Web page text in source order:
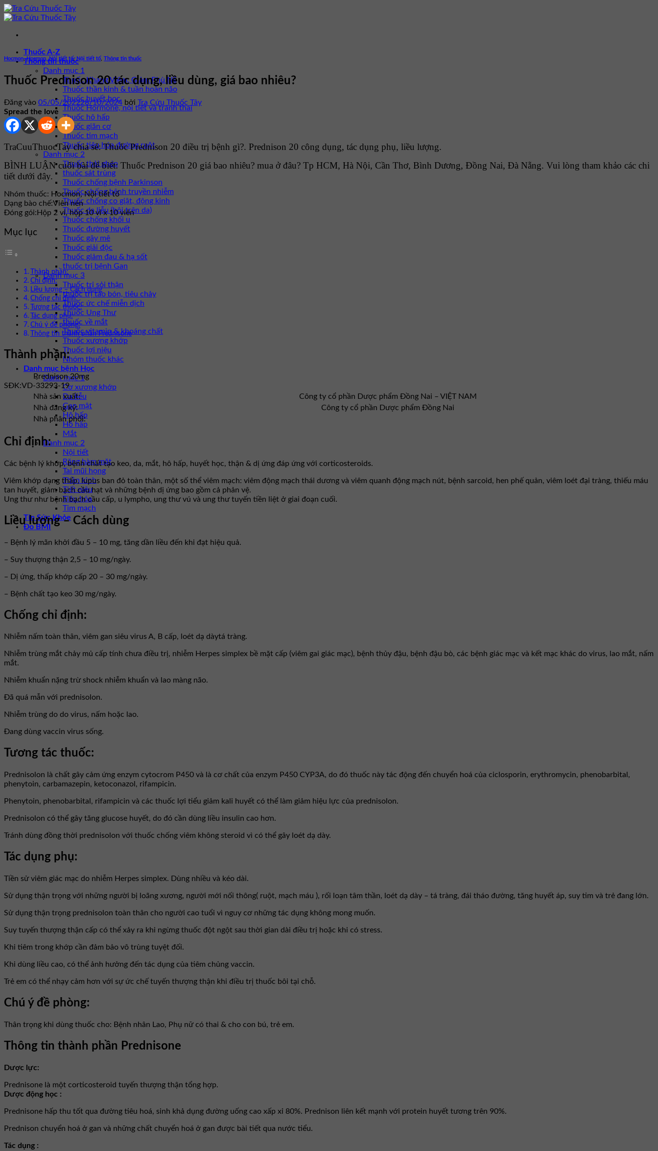
Bỏ
qua
dung
Thuốc A-Z
Thông tin thuốc
Danh mục 1
Thuốc Kháng Viêm, Giảm Phù Nề
Thuốc thần kinh & tuần hoàn não
Thuốc huyết học
Thuốc Hormone, nội tiết và tránh thai
Thuốc hô hấp
Thuốc giãn cơ
Thuốc tim mạch
Thuốc tiêu hóa đường ruột
Danh mục 2
Thuốc thải ghép
thuốc sát trùng
Thuốc chống bệnh Parkinson
Thuốc chống bệnh truyền nhiễm
Thuốc chống co giật, động kinh
Thuốc da liễu (bôi trên da)
Thuốc chống khối u
Thuốc đường huyết
Thuốc gây mê
Thuốc giải độc
Thuốc giảm đau & hạ sốt
thuốc trị bệnh Gan
Danh mục 3
Thuốc trị sỏi thận
thuốc trị táo bón, tiêu chảy
Thuốc ức chế miễn dịch
Thuốc Ung Thư
thuốc về mắt
Thuốc vitamin & khoáng chất
Thuốc xương khớp
Thuốc lợi niệu
Nhóm thuốc khác
Danh mục bệnh Học
Danh mục 1
Cơ xương khớp
Da liễu
Gan mật
Hô hấp
Hô hấp
Mắt
Danh mục 2
Nội tiết
Răng hàm mặt
Tai mũi họng
Thần kinh
Tiết niệu
Tiêu hóa
Tim mạch
Tin Sức Khỏe
Đo BMI
Hocmon,Hocmon, Nội tiết tố, Nội tiết tố Thông tin thuốc
Thuốc Prednison 20 tác dụng, liều dùng, giá bao nhiêu?
Đăng vào 05/05/202228/10/2024 bởi Tra Cứu Thuốc Tây
Spread the love
TraCuuThuocTay chia sẻ: Thuốc Prednison 20 điều trị bệnh gì?. Prednison 20 công dụng, tác dụng phụ, liều lượng.
BÌNH LUẬN cuối bài để biết: Thuốc Prednison 20 giá bao nhiêu? mua ở đâu? Tp HCM, Hà Nội, Cần Thơ, Bình Dương, Đồng Nai, Đà Nẵng. Vui lòng tham khảo các chi
tiết dưới đây.
Nhóm thuốc: Hocmon, Nội tiết tố
Dạng bào chế:Viên nén
Đóng gói: Hộp 2 vỉ, hộp 10 vỉ x 10 viên
Mục lục
Thành phần:
Chỉ định:
Liều lượng – Cách dùng
Chống chỉ định:
Tương tác thuốc:
Tác dụng phụ:
Chú ý đề phòng:
Thông tin thành phần Prednisone
Thành phần:
Prednison 20mg
SĐK:VD-33293-19
Nhà sản xuất:
Công ty cổ phần Dược phẩm Đồng Nai – VIỆT NAM
Nhà đăng ký:
Công ty cổ phần Dược phẩm Đồng Nai
Nhà phân phối:
Chỉ định:
Các bệnh lý khớp, bệnh chất tạo keo, da, mắt, hô hấp, huyết học, thận & dị ứng đáp ứng với corticosteroids.
Viêm khớp dạng thấp, lupus ban đỏ toàn thân, một số thể viêm mạch: viêm động mạch thái dương và viêm quanh động mạch nút, bệnh sarcoid, hen phế quản, viêm loét đại tràng, thiếu máu
tan huyết, giảm bạch cầu hạt và những bệnh dị ứng bao gồm cả phản vệ.
Ung thư như bệnh bạch cầu cấp, u lympho, ung thư vú và ung thư tuyến tiền liệt ở giai đoạn cuối.
Liều lượng – Cách dùng
– Bệnh lý mãn khởi đầu 5 – 10 mg, tăng dần liều đến khi đạt hiệu quả.
– Suy thượng thận 2,5 – 10 mg/ngày.
– Dị ứng, thấp khớp cấp 20 – 30 mg/ngày.
– Bệnh chất tạo keo 30 mg/ngày.
Chống chỉ định:
Nhiễm nấm toàn thân, viêm gan siêu virus A, B cấp, loét dạ dàytá tràng.
Nhiễm trùng mắt chảy mủ cấp tính chưa điều trị, nhiễm Herpes simplex bề mặt cấp (viêm gai giác mạc), bệnh thủy đậu, bệnh đậu bò, các bệnh giác mạc và kết mạc khác do virus, lao mắt, nấm
mắt.
Nhiễm khuẩn nặng trừ shock nhiễm khuẩn và lao màng não.
Đã quá mẫn với prednisolon.
Nhiễm trùng do do virus, nấm hoặc lao.
Đang dùng vaccin virus sống.
Tương tác thuốc:
Prednisolon là chất gây cảm ứng enzym cytocrom P450 và là cơ chất của enzym P450 CYP3A, do đó thuốc này tác động đến chuyển hoá của ciclosporin, erythromycin, phenobarbital,
phenytoin, carbamazepin, ketoconazol, rifampicin.
Phenytoin, phenobarbital, rifampicin và các thuốc lợi tiểu giảm kali huyết có thể làm giảm hiệu lực của prednisolon.
Prednisolon có thể gây tăng glucose huyết, do đó cần dùng liều insulin cao hơn.
Tránh dùng đồng thời prednisolon với thuốc chống viêm không steroid vì có thể gây loét dạ dày.
Tác dụng phụ:
Tiền sử viêm giác mạc do nhiễm Herpes simplex. Dùng nhiều và kéo dài.
Sử dụng thận trọng với những người bị loãng xương, người mới nối thông( ruột, mạch máu ), rối loạn tâm thần, loét dạ dày – tá tràng, đái tháo đường, tăng huyết áp, suy tim và trẻ đang lớn.
Sử dụng thận trọng prednisolon toàn thân cho người cao tuổi vì nguy cơ những tác dụng không mong muốn.
Suy tuyến thượng thận cấp có thể xảy ra khi ngừng thuốc đột ngột sau thời gian dài điều trị hoặc khi có stress.
Khi tiêm trong khớp cần đảm bảo vô trùng tuyệt đối.
Khi dùng liều cao, có thể ảnh hưởng đến tác dụng của tiêm chủng vaccin.
Trẻ em có thể nhạy cảm hơn với sự ức chế tuyến thượng thận khi điều trị thuốc bôi tại chỗ.
Chú ý đề phòng:
Thân trọng khi dùng thuốc cho: Bệnh nhân Lao, Phụ nữ có thai & cho con bú, trẻ em.
Thông tin thành phần Prednisone
Dược lực:
Prednisone là một corticosteroid tuyến thượng thận tổng hợp.
Dược động học :
Prednisone hấp thu tốt qua đường tiêu hoá, sinh khả dụng đường uống cao xấp xỉ 80%. Prednison liên kết mạnh với protein huyết tương trên 90%.
Prednison chuyển hoá ở gan và những chất chuyển hoá ở gan được bài tiết qua nước tiểu.
Tác dụng :